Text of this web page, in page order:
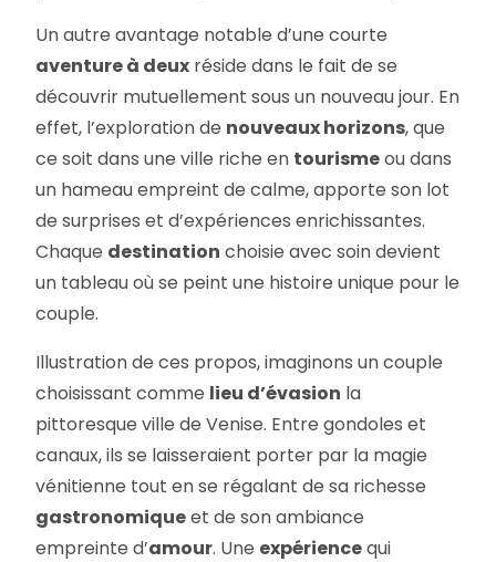
Un autre avantage notable d’une courte
aventure à deux réside dans le fait de se
découvrir mutuellement sous un nouveau jour. En
effet, l’exploration de nouveaux horizons, que
ce soit dans une ville riche en tourismeou dans
un hameau empreint de calme, apporte son lot
de surprises et d’expériences enrichissantes.
Chaque destination choisie avec soin devient
un tableau où se peint une histoire unique pour le
couple.
Illustration de ces propos, imaginons un couple
choisissant comme lieu d’évasion la
pittoresque ville de Venise. Entre gondoles et
canaux, ils se laisseraient porter par la magie
vénitienne tout en se régalant de sa richesse
gastronomiqueet de son ambiance
empreinte d’amour. Une expériencequi